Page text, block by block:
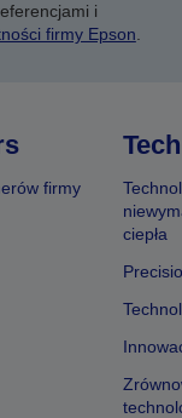
i
firmy Epson
firmy
ciepła